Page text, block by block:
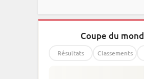
Coupe du
Résultats Classements